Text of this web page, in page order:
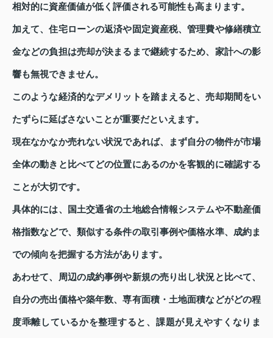
相対的に資産価値が低く評価される可能性も高まります。
加えて、住宅ローンの返済や固定資産税、管理費や修繕積立
金などの負担は売却が決まるまで継続するため、家計への影
響も無視できません。
このような経済的なデメリットを踏まえると、売却期間をい
たずらに延ばさないことが重要だといえます。
現在なかなか売れない状況であれば、まず自分の物件が市場
全体の動きと比べてどの位置にあるのかを客観的に確認する
ことが大切です。
具体的には、国土交通省の土地総合情報システムや不動産価
格指数などで、類似する条件の取引事例や価格水準、成約ま
での傾向を把握する方法があります。
あわせて、周辺の成約事例や新規の売り出し状況と比べて、
自分の売出価格や築年数、専有面積・土地面積などがどの程
度乖離しているかを整理すると、課題が見えやすくなりま